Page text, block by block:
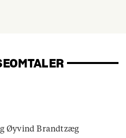
Øyvind Brandtzæg